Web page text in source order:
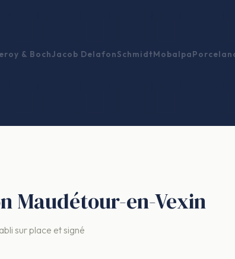
& BochJacob DelafonSchmidtMobalpa
Maudétour-en-Vexin
sur place et signé